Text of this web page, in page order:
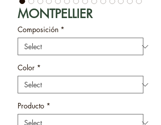
MONTPELLIER
Composición *
Color *
Producto *